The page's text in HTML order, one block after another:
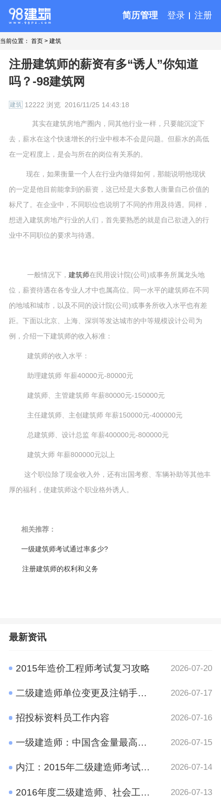
简历管理 登录 注册
当前位置： 首页 > 建筑
注册建筑师的薪资有多“诱人”你知道
吗？-98建筑网
建筑 12222 浏览 2016/11/25 14:43:18
其实在建筑房地产圈内，同其他行业一样，只要能沉淀下
去，薪水在这个快速增长的行业中根本不会是问题。但薪水的高低
在一定程度上，是会与所在的岗位有关系的。
现在，如果衡量一个人在行业内做得如何，那能说明他现状
的一定是他目前能拿到的薪资，这已经是大多数人衡量自己价值的
标尺了。在企业中，不同职位也说明了不同的作用及待遇。同样，
想进入建筑房地产行业的人们，首先要熟悉的就是自己欲进入的行
业中不同职位的要求与待遇。
一般情况下， 建筑师在民用设计院(公司)或事务所属龙头地
位，薪资待遇在各专业人才中也属高位。同一水平的建筑师在不同
的地域和城市，以及不同的设计院(公司)或事务所收入水平也有差
距。下面以北京、上海、深圳等发达城市的中等规模设计公司为
例，介绍一下建筑师的收入标准：
建筑师的收入水平：
助理建筑师 年薪40000元-80000元
建筑师、主管建筑师 年薪80000元-150000元
主任建筑师、主创建筑师 年薪150000元-400000元
总建筑师、设计总监 年薪400000元-800000元
建筑大师 年薪800000元以上
这个职位除了现金收入外，还有出国考察、车辆补助等其他丰
厚的福利，使建筑师这个职业格外诱人。
相关推荐：
一级建筑师考试通过率多少?
注册建筑师的权利和义务
最新资讯
2015年造价工程师考试复习攻略 2026-07-20
二级建造师单位变更及注销手续规定 2026-07-17
招投标资料员工作内容 2026-07-16
一级建造师：中国含金量最高的十大证书之一 2026-07-15
内江：2015年二级建造师考试报名时间通知 2026-07-14
2016年度二级建造师、社会工作者、二级注册计量师、管理咨询师资格考试考后资格审查的公告 2026-07-13